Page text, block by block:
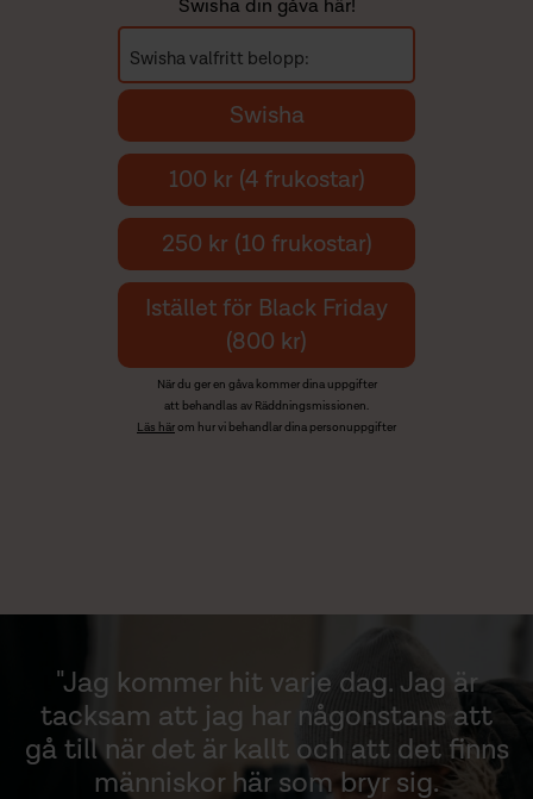
"Jag kommer hit varje dag. Jag är
tacksam att jag har någonstans att
gå till när det är kallt och att det finns
människor här som bryr sig.